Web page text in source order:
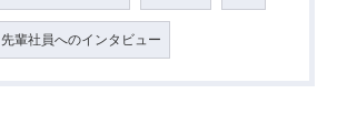
先輩社員へのインタビュー